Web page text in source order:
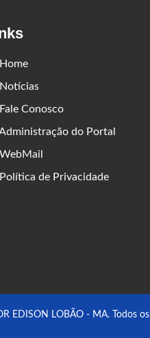
Home
Notícias
Fale Conosco
do Portal
WebMail
Política de Privacidade
EDISON LOBÃO - MA. Todos